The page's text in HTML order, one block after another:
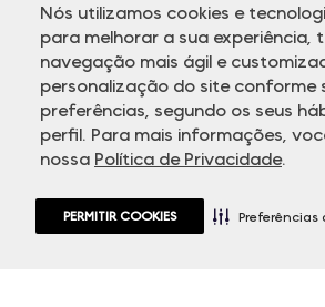
Nós utilizamos cookies e
para melhorar a sua experiência,
navegação mais ágil e
personalização do site conforme
preferências, segundo os seus
perfil. Para mais informações,
nossa Política de Privacidade.
PERMITIR COOKIES